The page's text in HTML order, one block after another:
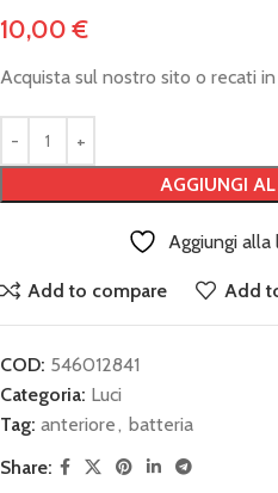
10,00€
Acquista sul nostro sito o recati
AGGIUNGI
Aggiungi
Add to compare Add
COD: 546012841
Categoria: Luci
Tag: anteriore, batteria
Share: